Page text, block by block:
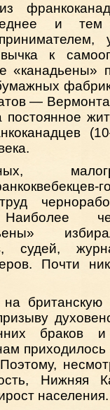
и
к
«канадьены»
—
судей,
Почти
на
браков и
Нижняя
населения.